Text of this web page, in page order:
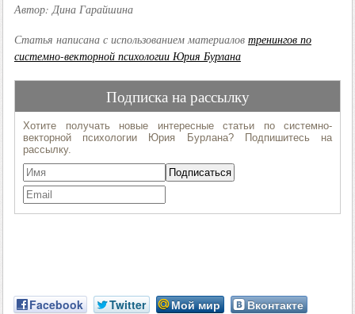
Автор: Дина Гарайшина
Статья написана с использованием материалов тренингов по
системно-векторной психологии Юрия Бурлана
Facebook Twitter Мой мир
Вконтакте